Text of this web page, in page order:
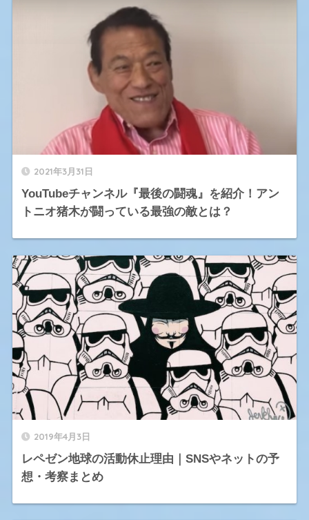
2021年3月31日
YouTubeチャンネル『最後の闘魂』を紹介！アン
トニオ猪木が闘っている最強の敵とは？
2019年4月3日
レペゼン地球の活動休止理由｜SNSやネットの予
想・考察まとめ